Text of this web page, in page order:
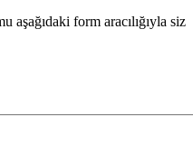
aşağıdaki form aracılığıyla siz